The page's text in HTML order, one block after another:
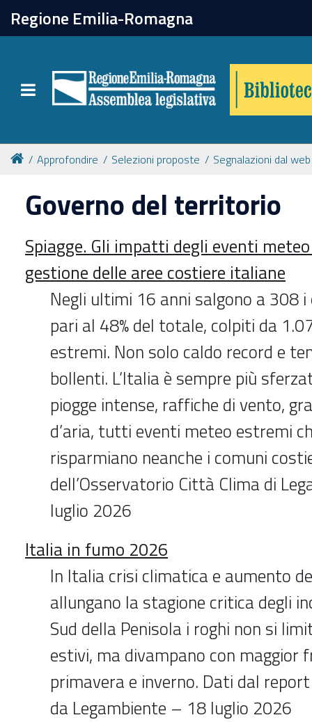
Regione Emilia-Romagna
Toggle navigation
chiudi
Catalogo online
Collezioni
Per approfondire
Appuntamenti
Prenotazione spazi
Approfondire Selezioni proposte Segnalazioni dal web
Governo del territorio
Spiagge. Gli impatti degli eventi
gestione delle aree costiere italiane
Negli ultimi 16 anni salgono a 308
pari al 48% del totale, colpiti da
estremi. Non solo caldo record e
bollenti. L’Italia è sempre più
piogge intense, raffiche di vento,
d’aria, tutti eventi meteo estremi
risparmiano neanche i comuni
dell’Osservatorio Città Clima di
luglio 2026
Italia in fumo 2026
In Italia crisi climatica e aumento
allungano la stagione critica degli
Sud della Penisola i roghi non si
estivi, ma divampano con maggior
primavera e inverno. Dati dal
da Legambiente – 18 luglio 2026